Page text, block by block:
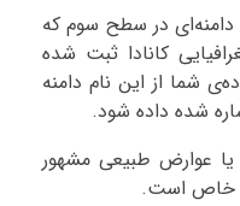
دامنه‌ای در سطح سوم که
کانادا ثبت شده
شما از این نام دامنه
شده داده شود.
یا عوارض طبیعی مشهور
خاص است.